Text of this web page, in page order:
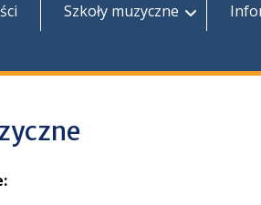
Szkoły muzyczne